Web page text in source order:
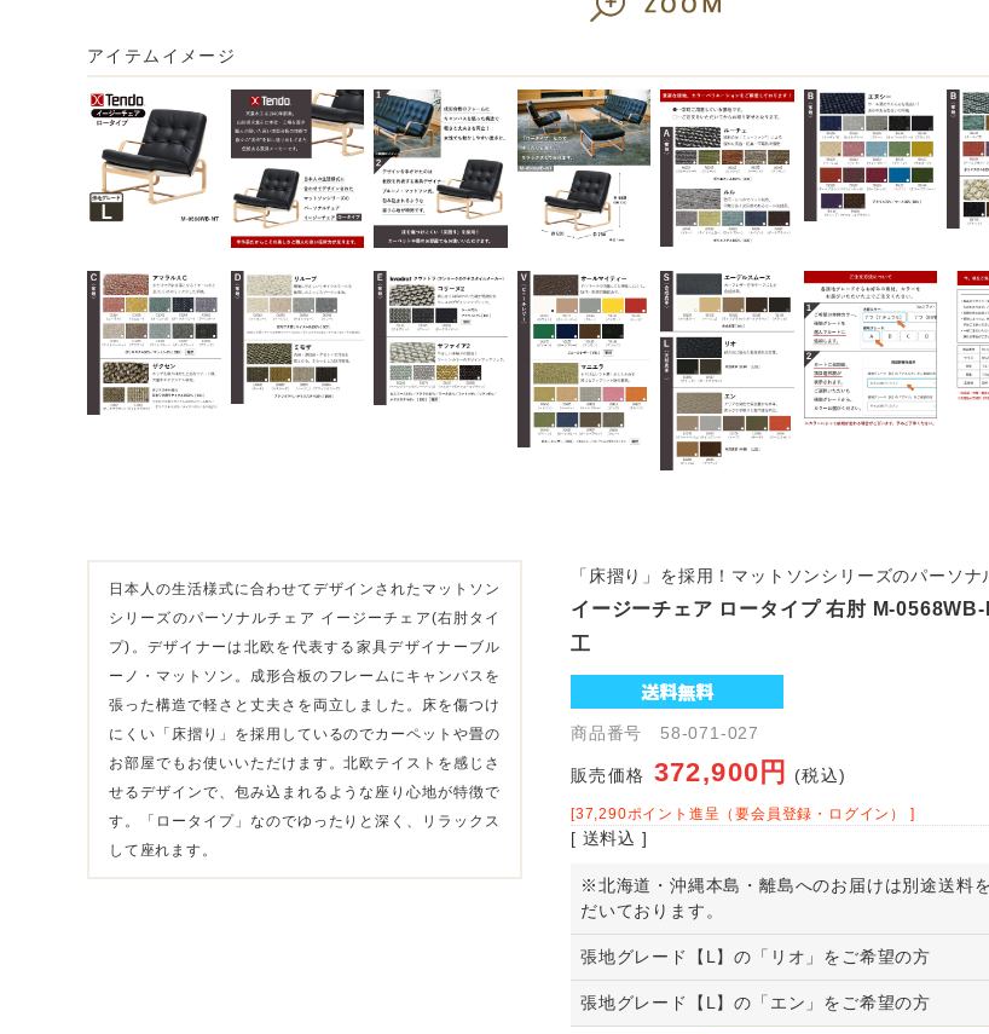
アイテムイメージ
日本人の生活様式に合わせてデザインされたマットソン
シリーズのパーソナルチェア イージーチェア(右肘タイ
プ)。デザイナーは北欧を代表する家具デザイナーブル
ーノ・マットソン。成形合板のフレームにキャンバスを
張った構造で軽さと丈夫さを両立しました。床を傷つけ
にくい「床摺り」を採用しているのでカーペットや畳の
お部屋でもお使いいただけます。北欧テイストを感じさ
せるデザインで、包み込まれるような座り心地が特徴で
す。「ロータイプ」なのでゆったりと深く、リラックス
して座れます。
「床摺り」を採用！マットソンシリーズのパーソナ
イージーチェア ロータイプ 右肘 M-
工
商品番号 58-071-027
販売価格 372,900円 (税込)
[37,290ポイント進呈（要会員登録・ログイン） ]
[ 送料込 ]
※北海道・沖縄本島・離島へのお届けは別途送料
だいております。
張地グレード【L】の「リオ」をご希望の方
張地グレード【L】の「エン」をご希望の方